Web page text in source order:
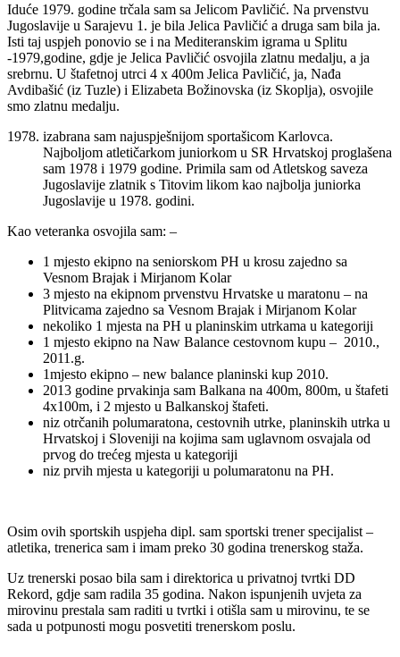
Iduće 1979. godine trčala sam sa Jelicom Pavličić. Na prvenstvu
Jugoslavije u Sarajevu 1. je bila Jelica Pavličić a druga sam bila ja.
Isti taj uspjeh ponovio se i na Mediteranskim igrama u Splitu
-1979,godine, gdje je Jelica Pavličić osvojila zlatnu medalju, a ja
srebrnu. U štafetnoj utrci 4 x 400m Jelica Pavličić, ja, Nađa
Avdibašić (iz Tuzle) i Elizabeta Božinovska (iz Skoplja), osvojile
smo zlatnu medalju.
izabrana sam najuspješnijom sportašicom Karlovca.
Najboljom atletičarkom juniorkom u SR Hrvatskoj proglašena
sam 1978 i 1979 godine. Primila sam od Atletskog saveza
Jugoslavije zlatnik s Titovim likom kao najbolja juniorka
Jugoslavije u 1978. godini.
Kao veteranka osvojila sam: –
1 mjesto ekipno na seniorskom PH u krosu zajedno sa
Vesnom Brajak i Mirjanom Kolar
3 mjesto na ekipnom prvenstvu Hrvatske u maratonu – na
Plitvicama zajedno sa Vesnom Brajak i Mirjanom Kolar
nekoliko 1 mjesta na PH u planinskim utrkama u kategoriji
1 mjesto ekipno na Naw Balance cestovnom kupu – 2010.,
2011.g.
1mjesto ekipno – new balance planinski kup 2010.
2013 godine prvakinja sam Balkana na 400m, 800m, u štafeti
4x100m, i 2 mjesto u Balkanskoj štafeti.
niz otrčanih polumaratona, cestovnih utrke, planinskih utrka u
Hrvatskoj i Sloveniji na kojima sam uglavnom osvajala od
prvog do trećeg mjesta u kategoriji
niz prvih mjesta u kategoriji u polumaratonu na PH.
Osim ovih sportskih uspjeha dipl. sam sportski trener specijalist –
atletika, trenerica sam i imam preko 30 godina trenerskog staža.
Uz trenerski posao bila sam i direktorica u privatnoj tvrtki DD
Rekord, gdje sam radila 35 godina. Nakon ispunjenih uvjeta za
mirovinu prestala sam raditi u tvrtki i otišla sam u mirovinu, te se
sada u potpunosti mogu posvetiti trenerskom poslu.